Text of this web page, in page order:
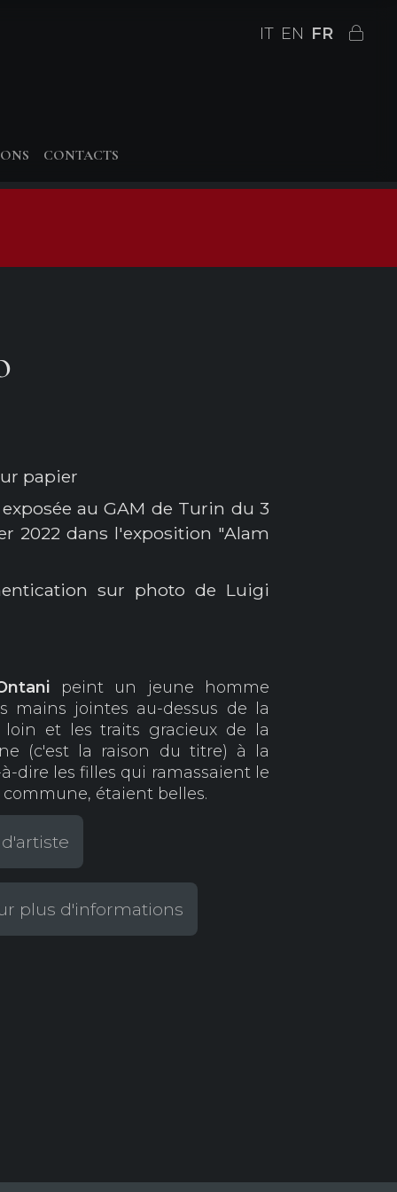
IT EN FR
CONTACTS
papier
au GAM de Turin du 3
2022 dans l'exposition "Alam
sur photo de Luigi
peint un jeune homme
mains jointes au-dessus de la
et les traits gracieux de la
(c'est la raison du titre) à la
dire les filles qui ramassaient le
étaient belles.
plus d'informations